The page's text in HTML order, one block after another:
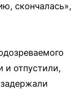
скончалась»,
и отпустили,